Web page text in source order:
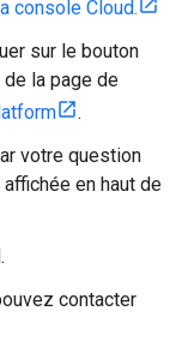
console Cloud.
sur le bouton
de la page de
.
votre question
en haut de
contacter